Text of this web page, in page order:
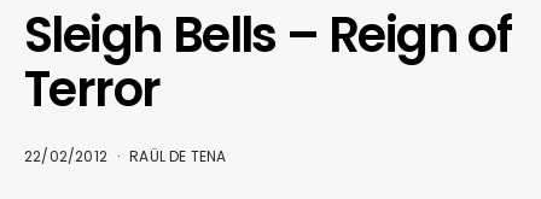
Sleigh Bells – Reign of
Terror
22/02/2012 RAÜL DE TENA